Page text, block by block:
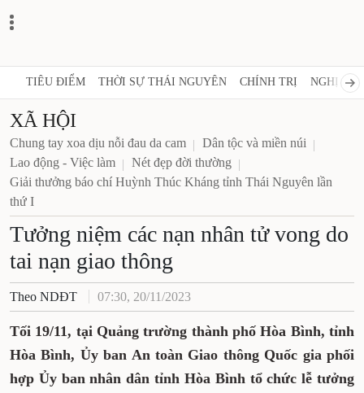
TIÊU ĐIỂM THỜI SỰ THÁI NGUYÊN CHÍNH TRỊ NGHỊ
XÃ HỘI
Chung tay xoa dịu nỗi đau da cam
Dân tộc và miền núi
Lao động - Việc làm
Nét đẹp đời thường
Giải thưởng báo chí Huỳnh Thúc Kháng tỉnh Thái Nguyên lần
thứ I
Tưởng niệm các nạn nhân tử vong do
tai nạn giao thông
Theo NDĐT 07:30, 20/11/2023
Tối 19/11, tại Quảng trường thành phố Hòa Bình, tỉnh
Hòa Bình, Ủy ban An toàn Giao thông Quốc gia phối
hợp Ủy ban nhân dân tỉnh Hòa Bình tổ chức lễ tưởng